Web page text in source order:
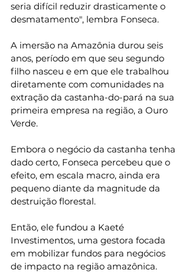
seria difícil reduzir drasticamente o
desmatamento", lembra Fonseca.
A imersão na Amazônia durou seis
anos, período em que seu segundo
filho nasceu e em que ele trabalhou
diretamente com comunidades na
extração da castanha-do-pará na sua
primeira empresa na região, a Ouro
Verde.
Embora o negócio da castanha tenha
dado certo, Fonseca percebeu que o
efeito, em escala macro, ainda era
pequeno diante da magnitude da
destruição florestal.
Então, ele fundou a Kaeté
Investimentos, uma gestora focada
em mobilizar fundos para negócios
de impacto na região amazônica.